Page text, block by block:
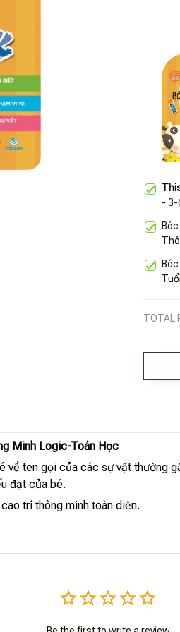
- 3-
TOTAL
Minh Logic-Toán Học
về ten gọi của các sự vật
đạt của bé.
trí thông minh toàn diện.